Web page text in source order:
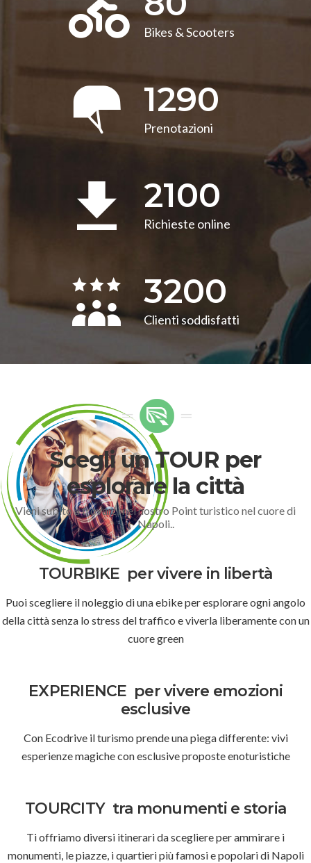
Bikes & Scooters
1290
Prenotazioni
2100
Richieste online
3200
Clienti soddisfatti
Scegli un TOUR per
esplorare la città
Vieni subito a trovarci nel nostro Point turistico nel cuore di
Napoli..
TOURBIKE per vivere in libertà
Puoi scegliere il noleggio di una ebike per esplorare ogni angolo
della città senza lo stress del traffico e viverla liberamente con un
cuore green
EXPERIENCE per vivere emozioni
esclusive
Con Ecodrive il turismo prende una piega differente: vivi
esperienze magiche con esclusive proposte enoturistiche
TOURCITY tra monumenti e storia
Ti offriamo diversi itinerari da scegliere per ammirare i
monumenti, le piazze, i quartieri più famosi e popolari di Napoli